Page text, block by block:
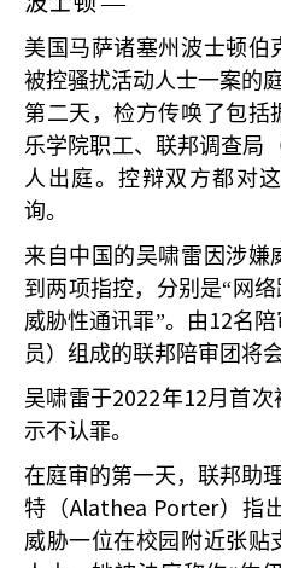
美国马萨诸塞州波士顿伯
被控骚扰活动人士一案的
第二天，检方传唤了包括
乐学院职工、联邦调查局
人出庭。控辩双方都对
询。
来自中国的吴啸雷因涉嫌
到两项指控，分别是“网
威胁性通讯罪”。由 12名
员）组成的联邦陪审团将
吴啸雷于2022年12月首次
示不认罪。
在庭审的第一天，联邦助
特（Alathea Porter）指
威胁一位在校园附近张贴